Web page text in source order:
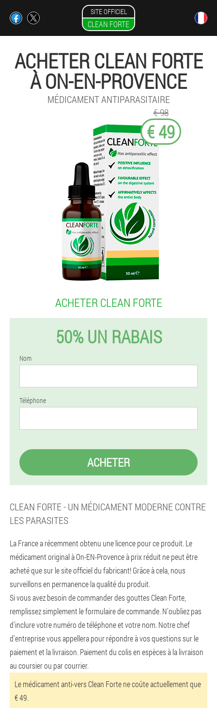
SITE OFFICIEL
CLEAN FORTE
ACHETER CLEAN FORTE
À ON-EN-PROVENCE
MÉDICAMENT ANTIPARASITAIRE
€ 98
€ 49
ACHETER CLEAN FORTE
50% UN RABAIS
Nom
Téléphone
ACHETER
CLEAN FORTE - UN MÉDICAMENT MODERNE CONTRE
LES PARASITES
La France a récemment obtenu une licence pour ce produit. Le
médicament original à On-EN-Provence à prix réduit ne peut être
acheté que sur le site officiel du fabricant! Grâce à cela, nous
surveillons en permanence la qualité du produit.
Si vous avez besoin de commander des gouttes Clean Forte,
remplissez simplement le formulaire de commande. N'oubliez pas
d'inclure votre numéro de téléphone et votre nom. Notre chef
d'entreprise vous appellera pour répondre à vos questions sur le
paiement et la livraison. Paiement du colis en espèces à la livraison
au coursier ou par courrier.
Le médicament anti-vers Clean Forte ne coûte actuellement que
€ 49.